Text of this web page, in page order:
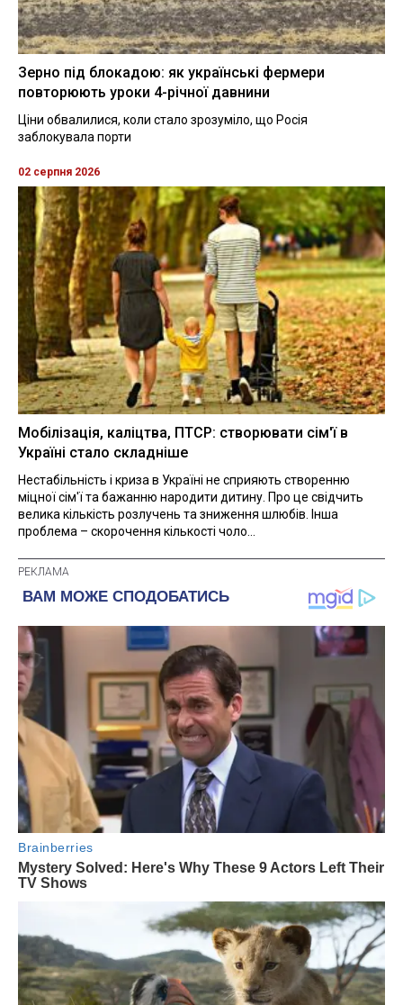
Зерно під блокадою: як українські фермери
повторюють уроки 4-річної давнини
Ціни обвалилися, коли стало зрозуміло, що Росія
заблокувала порти
02 серпня 2026
Мобілізація, каліцтва, ПТСР: створювати сім'ї в
Україні стало складніше
Нестабільність і криза в Україні не сприяють створенню
міцної сім'ї та бажанню народити дитину. Про це свідчить
велика кількість розлучень та зниження шлюбів. Інша
проблема – скорочення кількості чоло...